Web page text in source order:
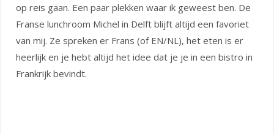
op reis gaan. Een paar plekken waar ik geweest ben. De
Franse lunchroom Michel in Delft blijft altijd een favoriet
van mij. Ze spreken er Frans (of EN/NL), het eten is er
heerlijk en je hebt altijd het idee dat je je in een bistro in
Frankrijk bevindt.